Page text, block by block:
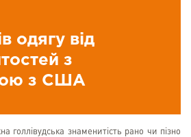
одягу від
з
з США
голлівудська знаменитість рано чи пізно